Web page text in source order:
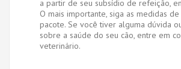
a partir de seu subsídio de refeição,
O mais importante, siga as medidas
pacote. Se você tiver alguma dúvida
sobre a saúde do seu cão, entre em
veterinário.